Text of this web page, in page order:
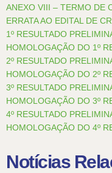
ANEXO VIII – TERMO DE
ERRATA AO EDITAL DE
1º RESULTADO
HOMOLOGAÇÃO DO 1º
2º RESULTADO
HOMOLOGAÇÃO DO 2º
3º RESULTADO
HOMOLOGAÇÃO DO 3º
4º RESULTADO
HOMOLOGAÇÃO DO 4º
Notícias